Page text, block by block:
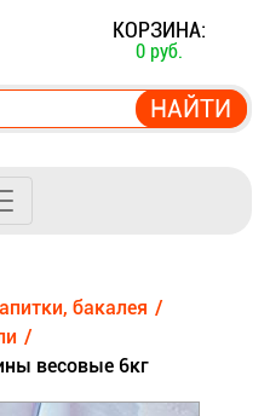
КОРЗИНА:
0 руб.
бакалея
весовые 6кг